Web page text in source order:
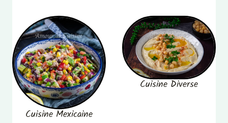
Cuisine Mexicaine
Cuisine Diverse